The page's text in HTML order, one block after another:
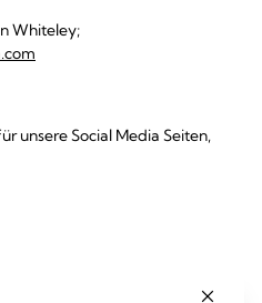
Whiteley;
unsere Social Media Seiten,